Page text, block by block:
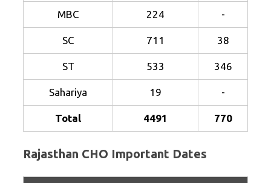
MBC 224 -
SC 711 38
ST 533 346
Sahariya 19 -
Total 4491 770
Rajasthan CHO Important Dates